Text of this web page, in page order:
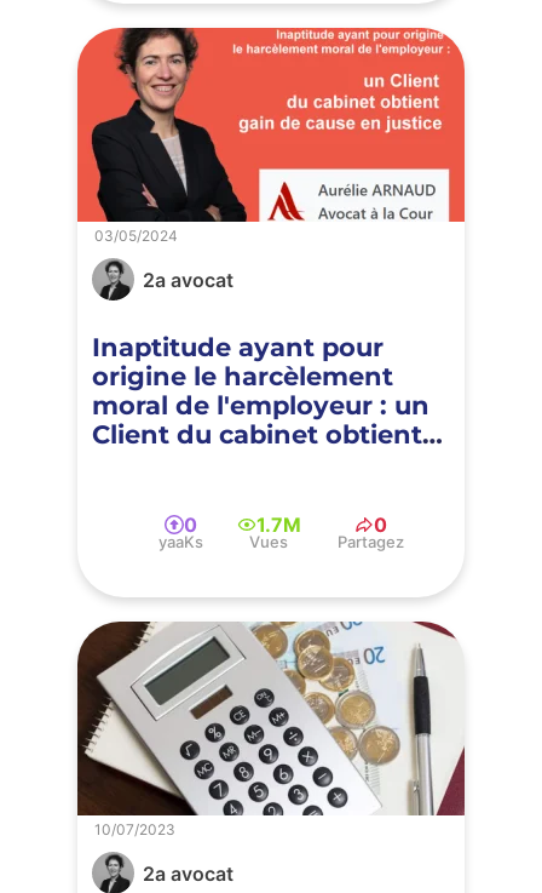
2a avocat
Inaptitude ayant pour
origine le harcèlement
moral de l'employeur : un
Client du cabinet obtient
03/05/2024
0
yaaKs
1.7M
Vues
0
Partagez
2a avocat
10/07/2023